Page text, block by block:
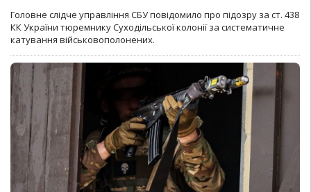
Головне слідче управління СБУ повідомило про підозру за ст. 438
КК України тюремнику Суходільської колонії за систематичне
катування військовополонених.